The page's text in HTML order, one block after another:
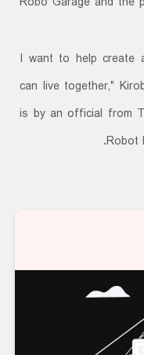
"I want to help create
can live together,"
is by an official from
Robot